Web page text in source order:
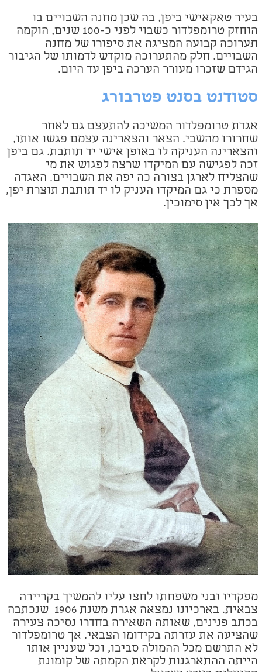
בעיר טאקאישי ביפן, בה שכן מחנה השבויים בו
הוחזק טרומפלדור כשבוי לפני כ-100 שנים, הוקמה
תערוכה קבועה המציגה את סיפורו של מחנה
השבויים. חלק מהתערוכה מוקדש לדמותו של הגיבור
הגידם שזכרו מעורר הערכה ביפן עד היום.
סטודנט בסנט פטרבורג
אגדת טרומפלדור המשיכה להתעצם גם לאחר
שחרורו מהשבי. הצאר והצארינה עצמם פגשו אותו,
והצארינה העניקה לו באופן אישי יד תותבת. גם ביפן
זכה לפגישה עם המיקדו שרצה לפגוש את מי
שהצליח לארגן בצורה כה יפה את השבויים. האגדה
מספרת כי גם המיקדו העניק לו יד תותבת תוצרת יפן,
אך לכך אין סימוכין.
מפקדיו ובני משפחתו לחצו עליו להמשיך בקריירה
צבאית. בארכיונו נמצאה אגרת משנת 1906
שנכתבה
בכתב פנינים, שאותה השאירה בחדרו נסיכה צעירה
שהציעה את עזרתה בקידומו הצבאי. אך טרומפלדור
לא התרשם מכל ההמולה סביבו, וכל שעניין אותו
הייתה ההתארגנות לקראת הקמתה של קומונת